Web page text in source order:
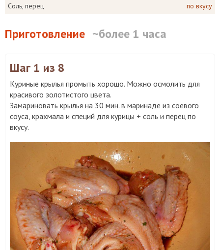
Соль, перец
по вкусу
Приготовление ~более 1 часа
Шаг 1 из 8
Куриные крылья промыть хорошо. Можно осмолить для
красивого золотистого цвета.
Замариновать крылья на 30 мин. в маринаде из соевого
соуса, крахмала и специй для курицы + соль и перец по
вкусу.